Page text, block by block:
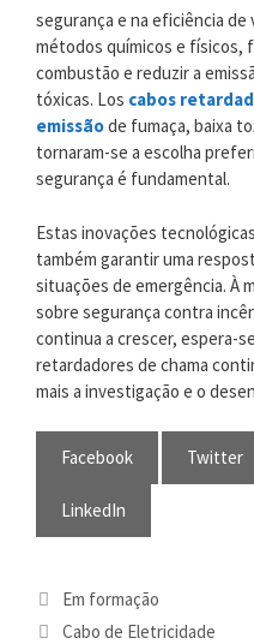
segurança e na eficiência de
métodos químicos e físicos,
combustão e reduzir a
tóxicas. Los cabos
emissãode fumaça, baixa
tornaram-se a escolha
segurança é fundamental.
Estas inovações
também garantir uma
situações de emergência. À
sobre segurança contra
continua a crescer, espera-
retardadores de chama
mais a investigação e o
Facebook Twitter
LinkedIn
Categorias
Em formação
Tag
Cabo de Eletricidade